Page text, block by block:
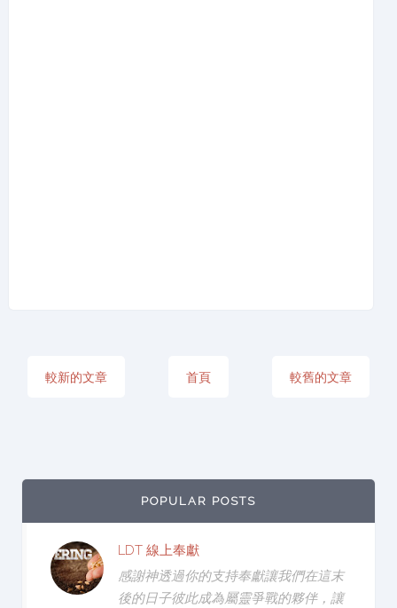
較新的文章 較舊的文章
首頁
POPULAR POSTS
LDT 線上奉獻
感謝神透過你的支持奉獻讓我們在這末
後的日子彼此成為屬靈爭戰的夥伴，讓